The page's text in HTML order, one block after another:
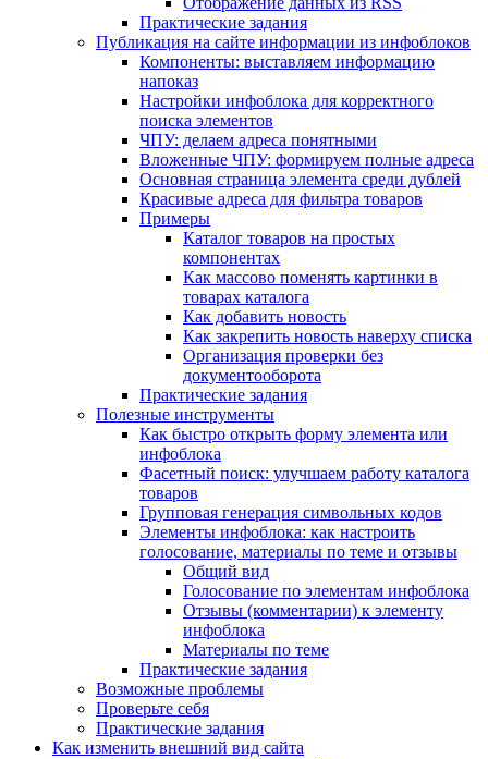
Практические задания
Публикация на сайте информации из инфоблоков
Компоненты: выставляем информацию
напоказ
Настройки инфоблока для корректного
поиска элементов
ЧПУ: делаем адреса понятными
Вложенные ЧПУ: формируем полные адреса
Основная страница элемента среди дублей
Красивые адреса для фильтра товаров
Примеры
Каталог товаров на простых
компонентах
Как массово поменять картинки в
товарах каталога
Как добавить новость
Как закрепить новость наверху списка
Организация проверки без
документооборота
Практические задания
Полезные инструменты
Как быстро открыть форму элемента или
инфоблока
Фасетный поиск: улучшаем работу каталога
товаров
Групповая генерация символьных кодов
Элементы инфоблока: как настроить
голосование, материалы по теме и отзывы
Общий вид
Голосование по элементам инфоблока
Отзывы (комментарии) к элементу
инфоблока
Материалы по теме
Практические задания
Возможные проблемы
Проверьте себя
Практические задания
Как изменить внешний вид сайта